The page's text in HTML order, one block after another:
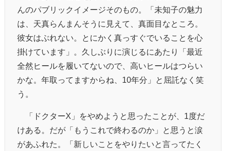
んのパブリックイメージそのもの。「未知子の魅力
は、天真らんまんそうに見えて、真面目なところ。
彼女はぶれない。とにかく真っすぐでいることを心
掛けています」。久しぶりに演じるにあたり「最近
全然ヒールを履いてないので、高いヒールはつらい
かな。年取ってますからね、10年分」と屈託なく笑
う。
「ドクターX」をやめようと思ったことが、1度だ
けある。だが「もうこれで終わるのか」と思うと涙
があふれた。「新しいことをやりたいと言ってたく